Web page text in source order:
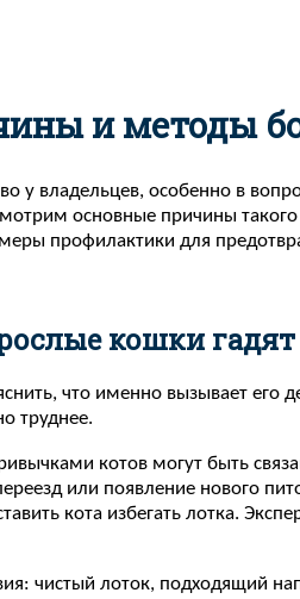
и методы
владельцев, особенно в
основные причины
профилактики для
кошки
что именно вызывает его
труднее.
котов могут быть
или появление нового
кота избегать лотка.
чистый лоток, подходящий